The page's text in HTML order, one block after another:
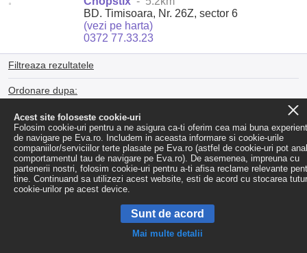
BD. Timisoara, Nr. 26Z, sector 6
(vezi pe harta)
0372 77.33.23
Filtreaza rezultatele
Ordonare dupa:
Acest site foloseste cookie-uri
Folosim cookie-uri pentru a ne asigura ca-ti oferim cea mai buna
de navigare pe Eva.ro. Includem in aceasta informare si cookie-urile
companiilor/serviciilor terte plasate pe Eva.ro (astfel de cookie-uri pot
comportamentul tau de navigare pe Eva.ro). De asemenea, impreuna cu
partenerii nostri, folosim cookie-uri pentru a-ti afisa reclame relevante
tine. Continuand sa utilizezi acest website, esti de acord cu stocarea
cookie-urilor pe acest device.
Sunt de acord
Mai multe detalii